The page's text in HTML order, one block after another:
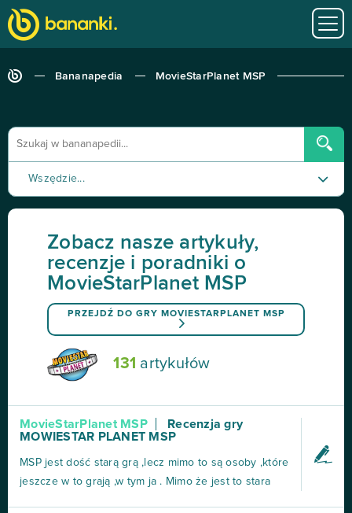
Bananapedia MovieStarPlanet MSP
Wszędzie...
Recenzja
Tutorial
Zobacz nasze artykuły,
recenzje i poradniki o
MovieStarPlanet MSP
PRZEJDŹ DO GRY MOVIESTARPLANET MSP
131 artykułów
MovieStarPlanet MSP
Recenzja gry
MOWIESTAR PLANET MSP
MSP jest dość starą grą ,lecz mimo to są osoby ,które
jeszcze w to grają ,w tym ja . Mimo że jest to stara